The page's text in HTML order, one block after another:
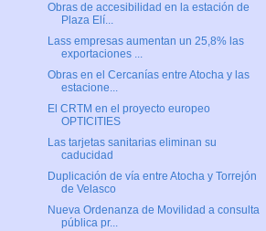
Obras de accesibilidad en la estación de
Plaza Elí...
Lass empresas aumentan un 25,8% las
exportaciones ...
Obras en el Cercanías entre Atocha y las
estacione...
El CRTM en el proyecto europeo
OPTICITIES
Las tarjetas sanitarias eliminan su
caducidad
Duplicación de vía entre Atocha y Torrejón
de Velasco
Nueva Ordenanza de Movilidad a consulta
pública pr...